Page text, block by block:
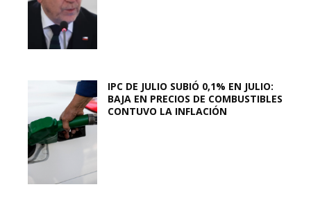
IPC DE JULIO SUBIÓ 0,1% EN JULIO:
BAJA EN PRECIOS DE COMBUSTIBLES
CONTUVO LA INFLACIÓN